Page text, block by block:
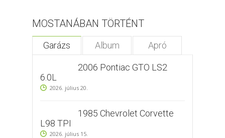
MOSTANÁBAN TÖRTÉNT
Garázs Album Apró
2006 Pontiac GTO LS2
6.0L
2026. július 20.
1985 Chevrolet Corvette
L98 TPI
2026. július 15.